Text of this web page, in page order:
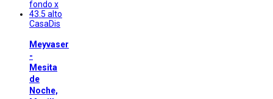
CasaDis
Meyvaser
-
Mesita
de
Noche,